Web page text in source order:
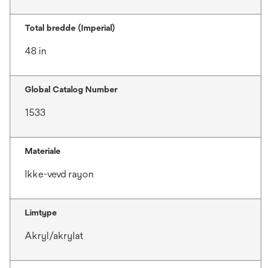
Total bredde (Imperial)
48 in
Global Catalog Number
1533
Materiale
Ikke-vevd rayon
Limtype
Akryl/akrylat